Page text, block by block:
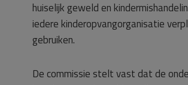
huiselijk geweld en
iedere kinderopvangorganisatie
gebruiken.
De commissie stelt vast dat de